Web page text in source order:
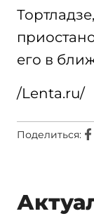
его в
/Lenta.ru/
Поделиться: